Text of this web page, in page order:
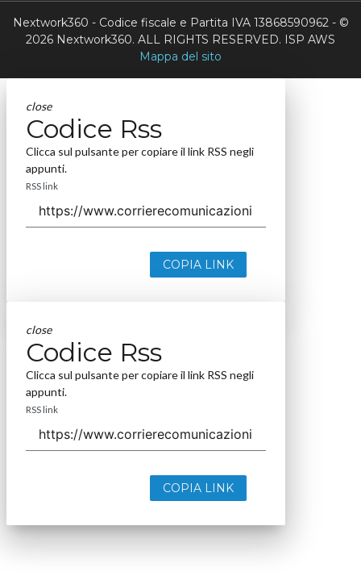
Nextwork360 - Codice fiscale e Partita IVA 13868590962 - ©
2026 Nextwork360. ALL RIGHTS RESERVED. ISP AWS
Mappa del sito
close
Codice Rss
Clicca sul pulsante per copiare il link RSS negli
appunti.
RSS link
COPIA LINK
close
Codice Rss
Clicca sul pulsante per copiare il link RSS negli
appunti.
RSS link
COPIA LINK